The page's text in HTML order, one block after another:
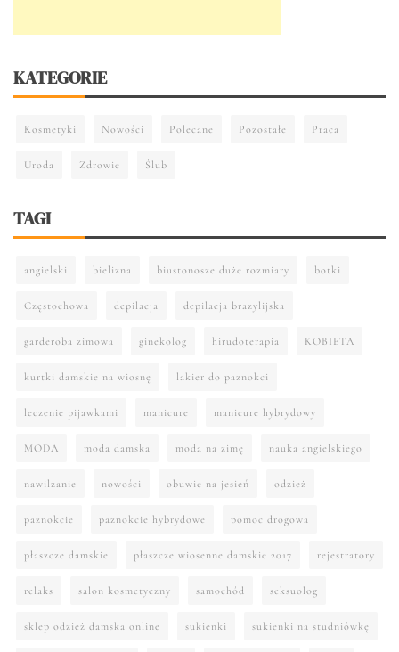
KATEGORIE
Kosmetyki Nowości Polecane Pozostałe Praca
Uroda Zdrowie Ślub
TAGI
angielski bielizna biustonosze duże rozmiary botki
Częstochowa depilacja depilacja brazylijska
garderoba zimowa ginekolog hirudoterapia KOBIETA
kurtki damskie na wiosnę lakier do paznokci
leczenie pijawkami manicure manicure hybrydowy
MODA moda damska moda na zimę nauka angielskiego
nawilżanie nowości obuwie na jesień odzież
paznokcie paznokcie hybrydowe pomoc drogowa
płaszcze damskie płaszcze wiosenne damskie 2017 rejestratory
relaks salon kosmetyczny samochód seksuolog
sklep odzież damska online sukienki sukienki na studniówkę